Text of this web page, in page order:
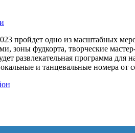
пройдет одно из масштабных
зоны фудкорта, творческие
развлекательная программа
и танцевальные номера